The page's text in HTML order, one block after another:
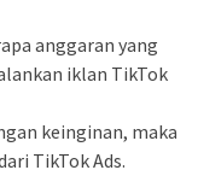
anggaran yang
iklan TikTok
keinginan, maka
TikTok Ads.